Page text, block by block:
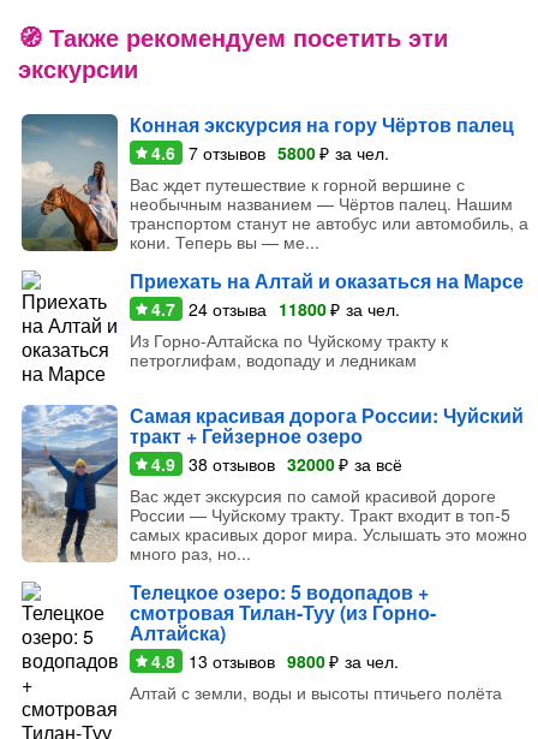
Также рекомендуем посетить эти
экскурсии
Конная экскурсия на гору Чёртов палец
4.6 7 отзывов 5800₽ за чел.
Вас ждет путешествие к горной вершине с
необычным названием — Чёртов палец. Нашим
транспортом станут не автобус или автомобиль, а
кони. Теперь вы — ме...
Приехать на Алтай и оказаться на Марсе
4.7 24 отзыва 11800₽ за чел.
Из Горно-Алтайска по Чуйскому тракту к
петроглифам, водопаду и ледникам
Самая красивая дорога России: Чуйский
тракт + Гейзерное озеро
4.9 38 отзывов 32000₽ за всё
Вас ждет экскурсия по самой красивой дороге
России — Чуйскому тракту. Тракт входит в топ-5
самых красивых дорог мира. Услышать это можно
много раз, но...
Телецкое озеро: 5 водопадов +
смотровая Тилан-Туу (из Горно-
Алтайска)
4.8 13 отзывов 9800₽ за чел.
Алтай с земли, воды и высоты птичьего полёта